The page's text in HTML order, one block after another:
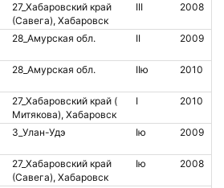
27_Хабаровский край
(Савега), Хабаровск
III 2008
28_Амурская обл. II 2009
28_Амурская обл. IIю 2010
27_Хабаровский край (
Митякова), Хабаровск
I 2010
3_Улан-Удэ Iю 2009
27_Хабаровский край
(Савега), Хабаровск
Iю 2008